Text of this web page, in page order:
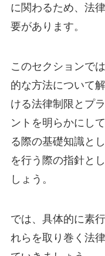
に関わるため、法
要があります。
このセクションで
的な方法について
ける法律制限とプ
ントを明らかにし
る際の基礎知識と
を行う際の指針と
しょう。
では、具体的に素
れらを取り巻く法